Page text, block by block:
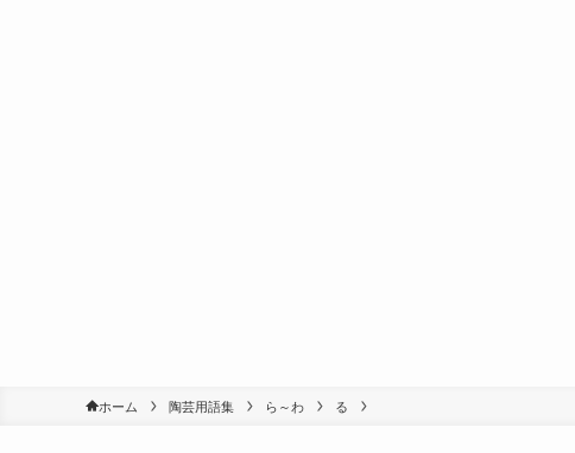
ホーム 陶芸用語集 ら～わ る